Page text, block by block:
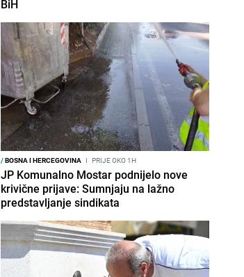
BiH
/BOSNA I HERCEGOVINA I PRIJE OKO 1H
JP Komunalno Mostar podnijelo nove
krivične prijave: Sumnjaju na lažno
predstavljanje sindikata